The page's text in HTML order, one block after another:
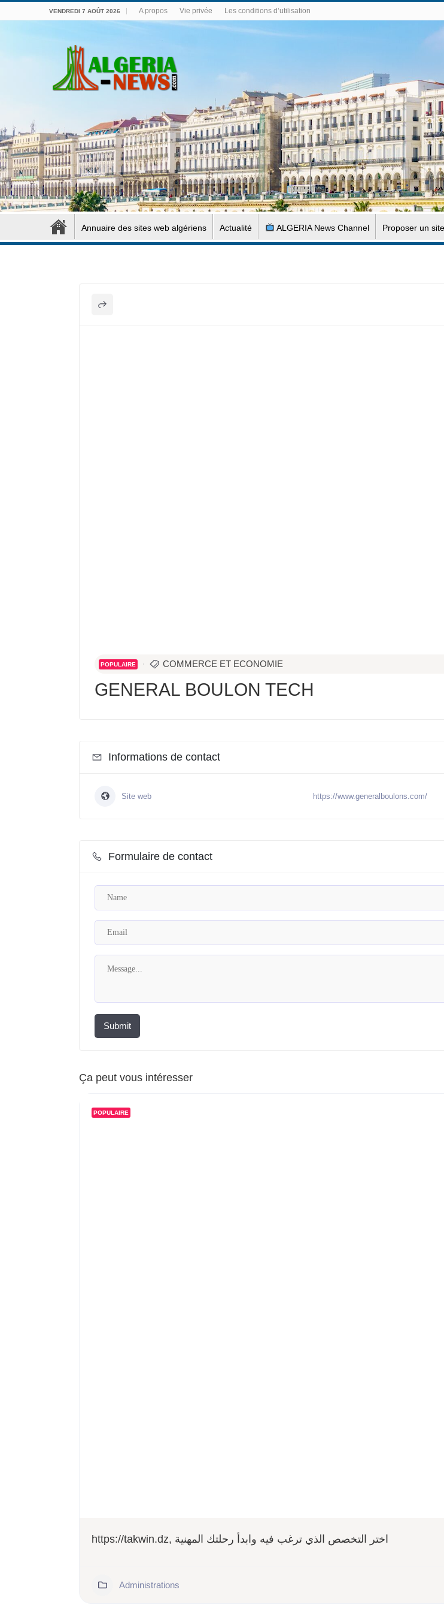
VENDREDI 7 AOÛT 2026 A propos Vie privée Les conditions d’utilisation
Annuaire des sites web algériens Actualité ALGERIA News Channel Proposer un site
POPULAIRE COMMERCE ET ECONOMIE
GENERAL BOULON TECH
Informations de contact
Site web https://www.generalboulons.com/
Formulaire de contact
Submit
Ça peut vous intéresser
POPULAIRE
https://takwin.dz, اختر التخصص الذي ترغب فيه وابدأ رحلتك المهنية
Administrations